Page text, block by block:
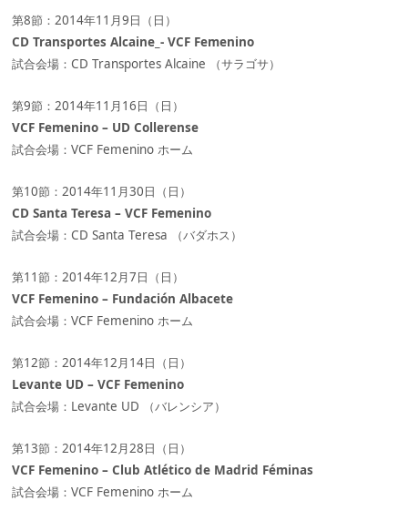
第8節：2014年11月9日（日）
CD Transportes Alcaine_- VCF Femenino
試合会場：CD Transportes Alcaine （サラゴサ）
第9節：2014年11月16日（日）
VCF Femenino – UD Collerense
試合会場：VCF Femenino ホーム
第10節：2014年11月30日（日）
CD Santa Teresa – VCF Femenino
試合会場：CD Santa Teresa （バダホス）
第11節：2014年12月7日（日）
VCF Femenino – Fundación Albacete
試合会場：VCF Femenino ホーム
第12節：2014年12月14日（日）
Levante UD – VCF Femenino
試合会場：Levante UD （バレンシア）
第13節：2014年12月28日（日）
VCF Femenino – Club Atlético de Madrid Féminas
試合会場：VCF Femenino ホーム